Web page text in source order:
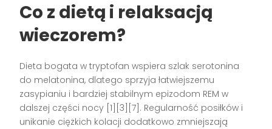
Co z dietą i relaksacją
wieczorem?
Dieta bogata w tryptofan wspiera szlak serotonina
do melatonina, dlatego sprzyja łatwiejszemu
zasypianiu i bardziej stabilnym epizodom REM w
dalszej części nocy [1][3][7]. Regularność posiłków i
unikanie ciężkich kolacji dodatkowo zmniejszają